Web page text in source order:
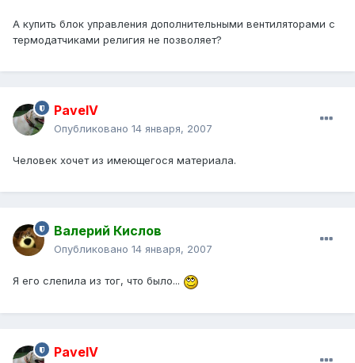
А купить блок управления дополнительными вентиляторами с
термодатчиками религия не позволяет?
PavelV
Опубликовано 14 января, 2007
Человек хочет из имеющегося материала.
Валерий Кислов
Опубликовано 14 января, 2007
Я его слепила из тог, что было...
PavelV